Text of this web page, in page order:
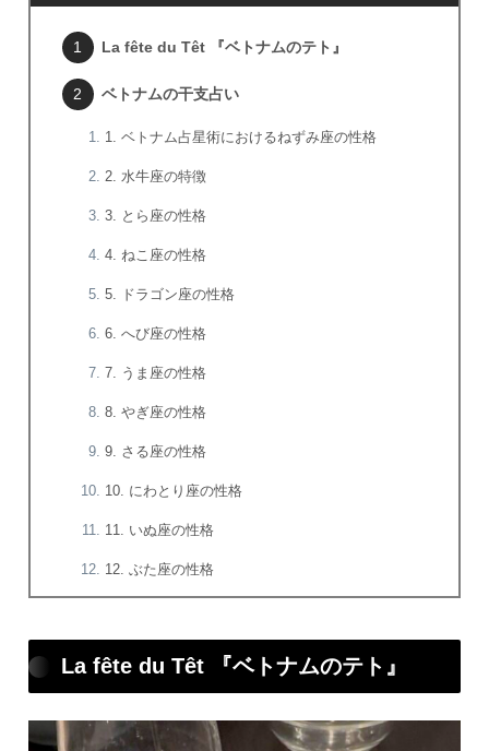
La fête du Têt 『ベトナムのテト』
ベトナムの干支占い
1. ベトナム占星術におけるねずみ座の性格
2. 水牛座の特徴
3. とら座の性格
4. ねこ座の性格
5. ドラゴン座の性格
6. へび座の性格
7. うま座の性格
8. やぎ座の性格
9. さる座の性格
10. にわとり座の性格
11. いぬ座の性格
12. ぶた座の性格
La fête du Têt 『ベトナムのテト』